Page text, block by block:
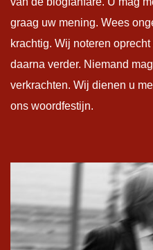
graag uw mening. Wees
krachtig. Wij noteren
daarna verder. Niemand
verkrachten. Wij dienen u
ons woordfestijn.